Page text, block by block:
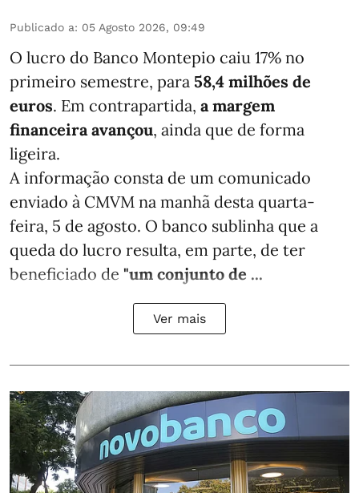
Publicado a: 05 Agosto 2026, 09:49
O lucro do Banco Montepio caiu 17% no
primeiro semestre, para 58,4 milhões de
euros. Em contrapartida, a margem
financeira avançou, ainda que de forma
ligeira.
A informação consta de um comunicado
enviado à CMVM na manhã desta quarta-
feira, 5 de agosto. O banco sublinha que a
queda do lucro resulta, em parte, de ter
beneficiado de "um conjunto de ...
Ver mais